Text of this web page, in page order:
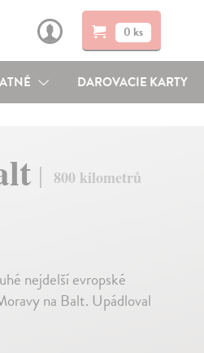
0 ks
DAROVACIE KARTY
800 kilometrů
nejdelší evropské
na Balt. Upádloval